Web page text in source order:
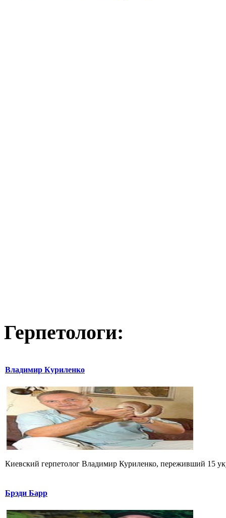
Герпетологи:
Владимир Куриленко
Киевский герпетолог Владимир Куриленко, переживший 15
Брэди Барр